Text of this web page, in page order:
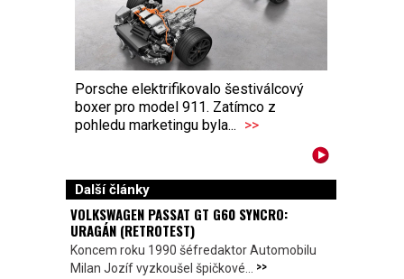
Porsche elektrifikovalo šestiválcový
boxer pro model 911. Zatímco z
pohledu marketingu byla... >>
Další články
VOLKSWAGEN PASSAT GT G60 SYNCRO:
URAGÁN (RETROTEST)
Koncem roku 1990 šéfredaktor Automobilu
Milan Jozíf vyzkoušel špičkové... >>